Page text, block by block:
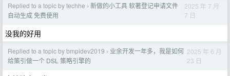
Replied to a topic by techhe › 新做的小工具 软著登记申请文件
自动生成 免费使用
2025 年 7 月
7 日
没我的好用
Replied to a topic by bmpidev2019 › 业余开发一年多，我是如何
给策引做一个 DSL 策略引擎的
2025 年 6 月
23 日